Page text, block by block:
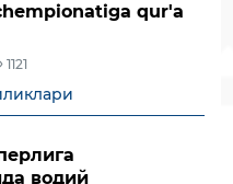
1121
qur'a
водий